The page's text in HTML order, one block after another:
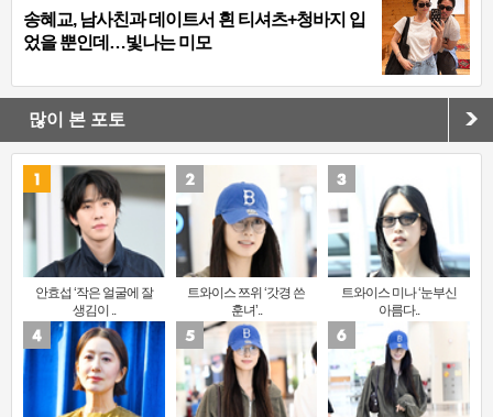
송혜교, 남사친과 데이트서 흰 티셔츠+청바지 입
었을 뿐인데…빛나는 미모
많이 본 포토
안효섭 ‘작은 얼굴에 잘
생김이 ..
트와이스 쯔위 ‘갓경 쓴
훈녀’..
트와이스 미나 ‘눈부신
아름다..